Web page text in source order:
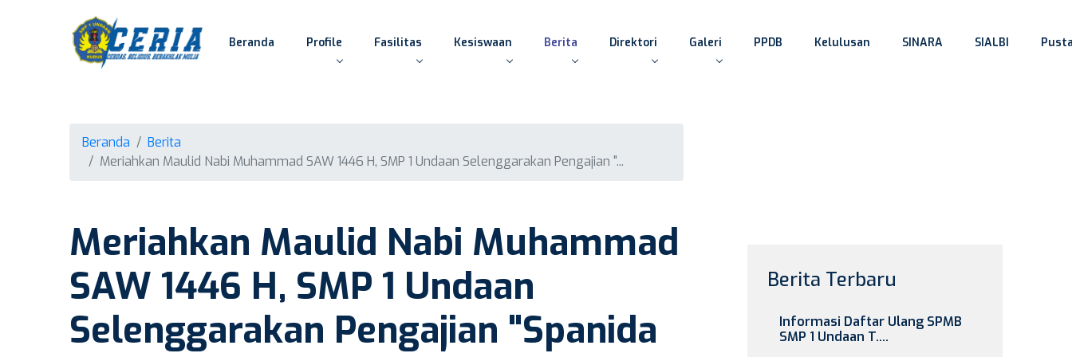
Beranda Profile Fasilitas Kesiswaan Berita Direktori Galeri PPDB Kelulusan SINARA SIALBI
Beranda
Berita
Meriahkan Maulid Nabi Muhammad SAW 1446 H, SMP 1 Undaan Selenggarakan Pengajian "...
Meriahkan Maulid Nabi Muhammad
SAW 1446 H, SMP 1 Undaan
Selenggarakan Pengajian "Spanida
Berita Terbaru
Informasi Daftar Ulang SPMB
SMP 1 Undaan T....